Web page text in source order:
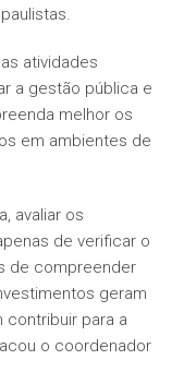
atividades
a gestão pública e
melhor os
em ambientes de
avaliar os
de verificar o
de compreender
geram
para a
o coordenador